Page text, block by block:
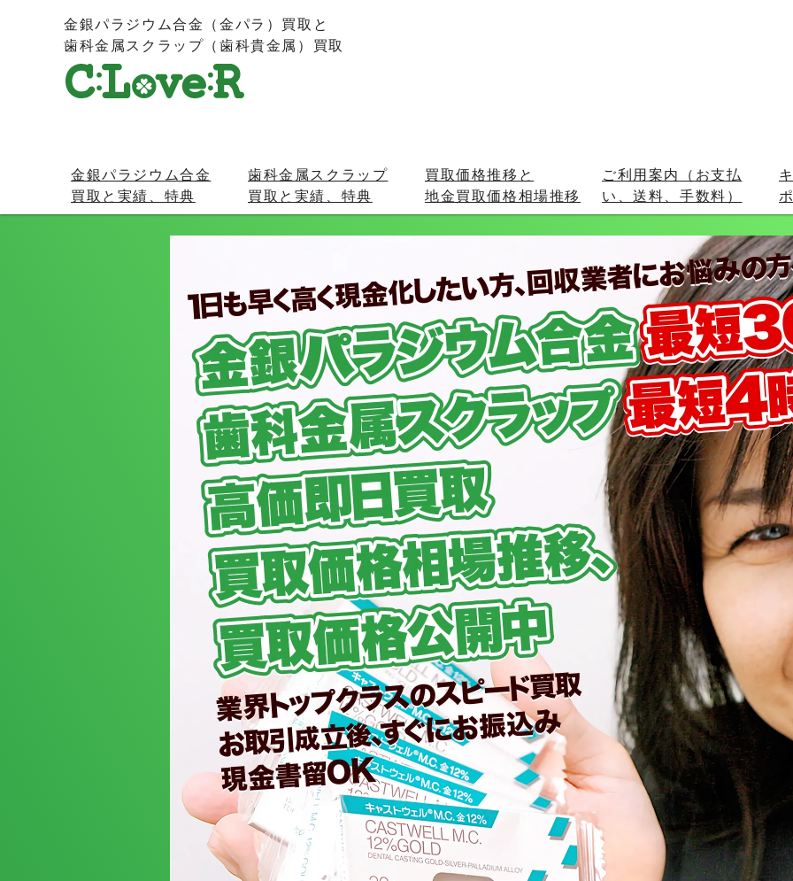
金銀パラジウム合金（金パラ）買取と
歯科金属スクラップ（歯科貴金属）買取
金銀パラジウム合金
買取と実績、特典
歯科金属スクラップ
買取と実績、特典
買取価格推移と
地金買取価格相場推移
ご利用案内（お支払
い、送料、手数料）